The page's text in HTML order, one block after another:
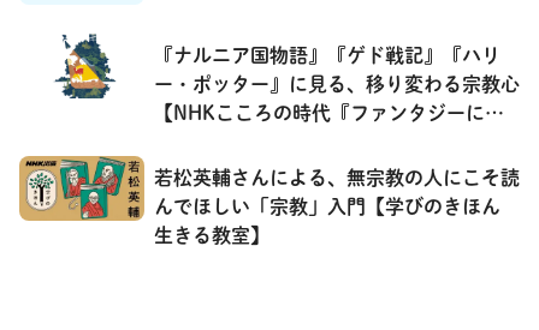
『ナルニア国物語』『ゲド戦記』『ハリ
ー・ポッター』に見る、移り変わる宗教心
【NHKこころの時代『ファンタジーに秘
若松英輔さんによる、無宗教の人にこそ読
んでほしい「宗教」入門【学びのきほん
生きる教室】